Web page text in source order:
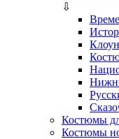
⇩
Костюмы
Костюмы